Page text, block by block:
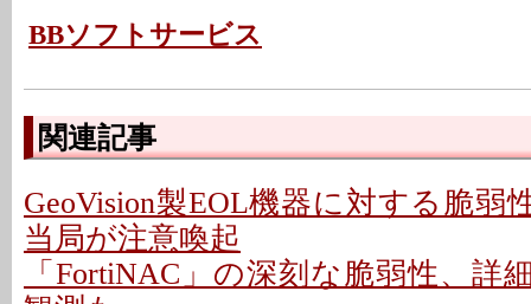
BBソフトサービス
関連記事
GeoVision製EOL機器に対する脆弱
当局が注意喚起
「FortiNAC」の深刻な脆弱性、詳